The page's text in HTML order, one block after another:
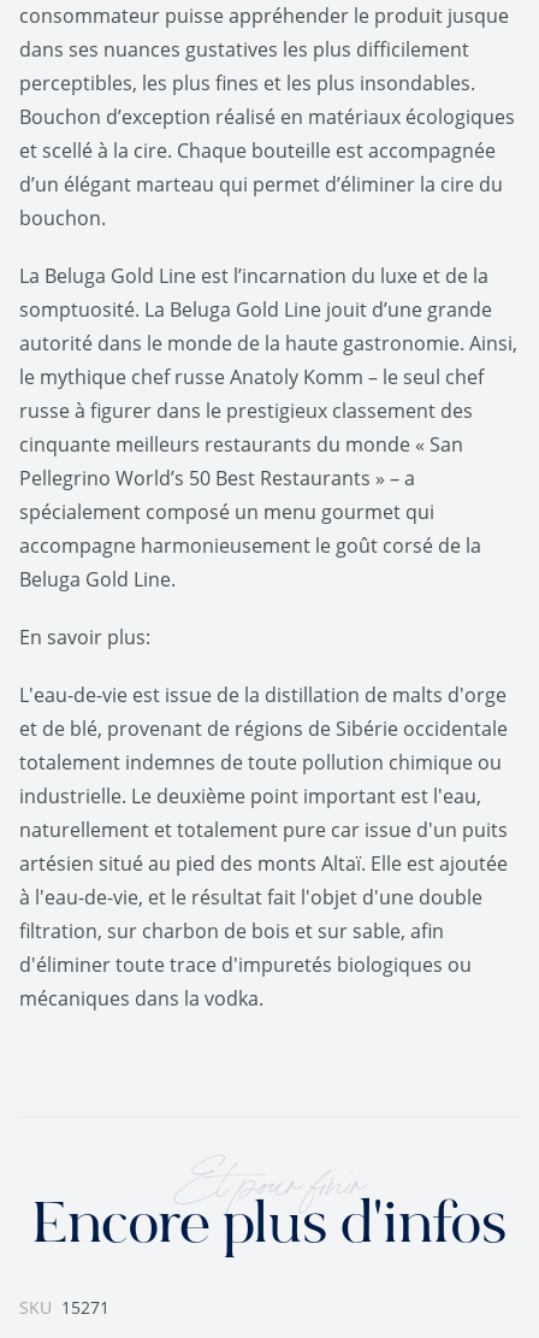
consommateur puisse appréhender le produit jusque
dans ses nuances gustatives les plus difficilement
perceptibles, les plus fines et les plus insondables.
Bouchon d’exception réalisé en matériaux écologiques
et scellé à la cire. Chaque bouteille est accompagnée
d’un élégant marteau qui permet d’éliminer la cire du
bouchon.
La Beluga Gold Line est l’incarnation du luxe et de la
somptuosité. La Beluga Gold Line jouit d’une grande
autorité dans le monde de la haute gastronomie. Ainsi,
le mythique chef russe Anatoly Komm – le seul chef
russe à figurer dans le prestigieux classement des
cinquante meilleurs restaurants du monde « San
Pellegrino World’s 50 Best Restaurants » – a
spécialement composé un menu gourmet qui
accompagne harmonieusement le goût corsé de la
Beluga Gold Line.
En savoir plus:
L'eau-de-vie est issue de la distillation de malts d'orge
et de blé, provenant de régions de Sibérie occidentale
totalement indemnes de toute pollution chimique ou
industrielle. Le deuxième point important est l'eau,
naturellement et totalement pure car issue d'un puits
artésien situé au pied des monts Altaï. Elle est ajoutée
à l'eau-de-vie, et le résultat fait l'objet d'une double
filtration, sur charbon de bois et sur sable, afin
d'éliminer toute trace d'impuretés biologiques ou
mécaniques dans la vodka.
Et pour finir
Encore plus d'infos
SKU 15271